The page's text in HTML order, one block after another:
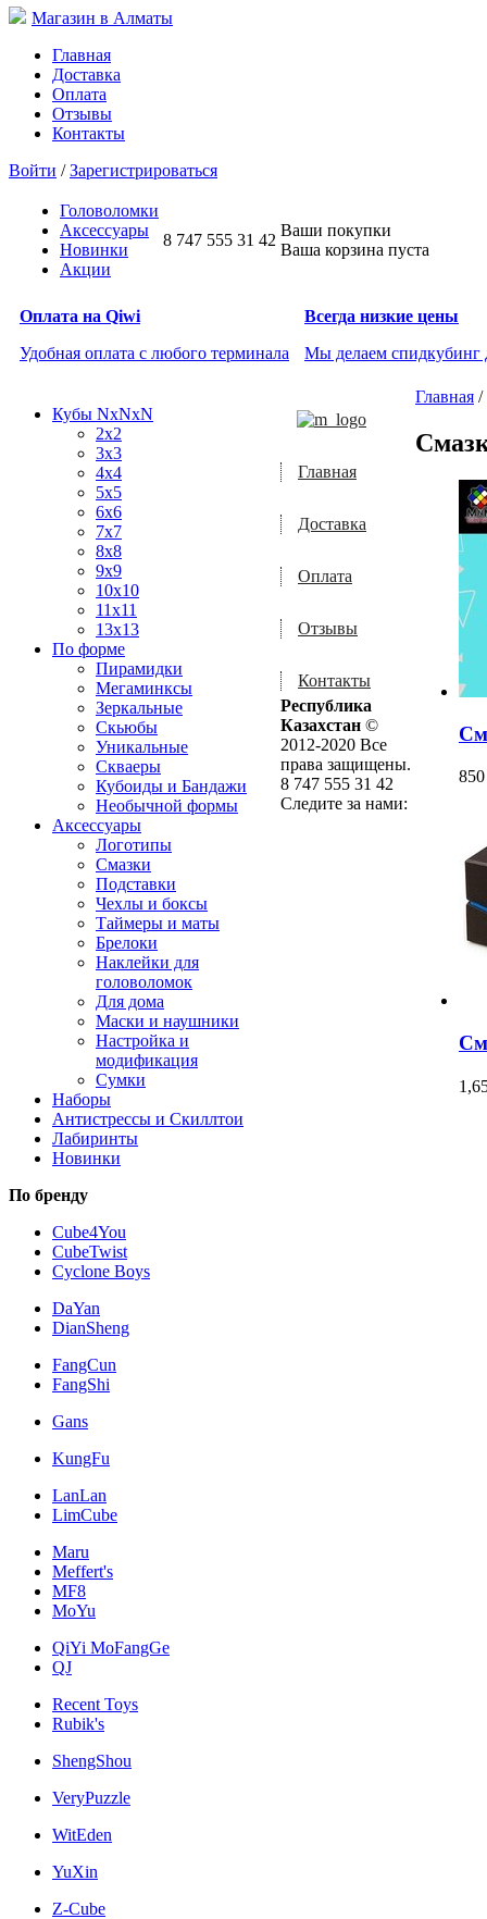
Магазин в Алматы
Главная
Доставка
Оплата
Отзывы
Контакты
Войти /Зарегистрироваться
Головоломки
Аксессуары
Новинки
Акции
8 747 555 31 42
Ваши покупки
Ваша корзина пуста
Оплата на Qiwi
Удобная оплата с любого терминала
Всегда низкие цены
Мы делаем спидкубинг
Кубы NxNxN
2x2
3x3
4x4
5x5
6x6
7x7
8x8
9x9
10x10
11x11
13x13
По форме
Пирамидки
Мегаминксы
Зеркальные
Скьюбы
Уникальные
Скваеры
Кубоиды и Бандажи
Необычной формы
Аксессуары
Логотипы
Смазки
Подставки
Чехлы и боксы
Таймеры и маты
Брелоки
Наклейки для
головоломок
Для дома
Маски и наушники
Настройка и
модификация
Сумки
Наборы
Антистрессы и Скиллтои
Лабиринты
Новинки
По бренду
Cube4You
CubeTwist
Cyclone Boys
DaYan
DianSheng
FangCun
FangShi
Gans
KungFu
LanLan
LimCube
Maru
Meffert's
MF8
MoYu
QiYi MoFangGe
QJ
Recent Toys
Rubik's
ShengShou
VeryPuzzle
WitEden
YuXin
Z-Cube
Главная /
Главная
Доставка
Оплата
Отзывы
Контакты
Республика
Казахстан ©
2012-2020 Все
права защищены.
8 747 555 31 42
Следите за нами: